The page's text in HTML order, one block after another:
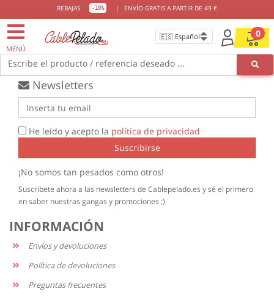
REBAJAS -10% | ENVÍO GRATIS A PARTIR DE 49 €
MENÚ
0
Escribe el producto / referencia deseado ...
ENVIOS GRATISDESDE 49€
Newsletters
He leído y acepto la política de privacidad
Suscribirse
¡No somos tan pesados como otros!
Suscribete ahora a las newsletters de Cablepelado.es y sé el primero
en saber nuestras gangas y promociones ;)
INFORMACIÓN
Envíos y devoluciones
Política de devoluciones
Preguntas frecuentes